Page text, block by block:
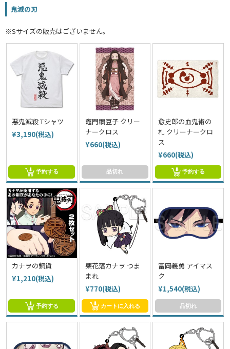
鬼滅の刃
※Sサイズの販売はございません。
悪鬼滅殺 Tシャツ
¥3,190(税込)
予約する
竈門禰豆子 クリー
ナークロス
¥660(税込)
品切れ
愈史郎の血鬼術の
札 クリーナークロ
ス
¥660(税込)
予約する
カナヲの銅貨
¥1,210(税込)
予約する
栗花落カナヲ つま
まれ
¥770(税込)
カートに入れる
冨岡義勇 アイマス
ク
¥1,540(税込)
品切れ